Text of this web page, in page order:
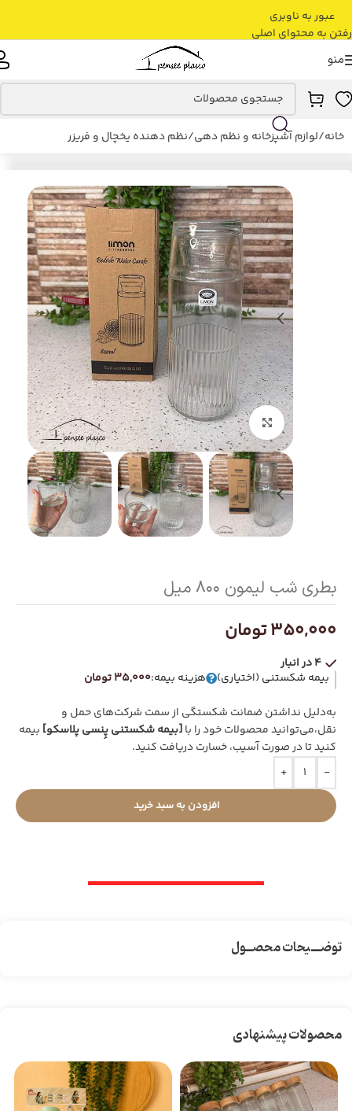
عبور به ناوبری
رفتن به محتوای اصلی
منو
خانه/لوازم آشپزخانه و نظم دهی/نظم دهنده یخچال و فریزر
بزرگنمایی تصویر
بطری شب لیمون ۸۰۰ میل
350,000تومان
4 در انبار
به‌دلیل نداشتن ضمانت شکستگی از سمت شرکت‌های حمل و
نقل،می‌توانید محصولات خود را با[بیمه شکستنی پِنسی پلاسکو] بیمه
کنید تا در صورت آسیب، خسارت دریافت کنید.
بیمه شکستنی (اختیاری) هزینه بیمه:35,000 تومان
-
+
افزودن به سبد خرید
توضـــیحات محصــول
محصولات پیشنهادی